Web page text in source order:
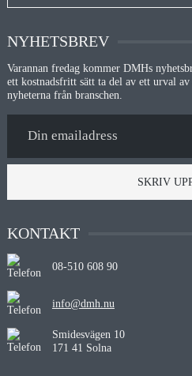
NYHETSBREV
Varannan fredag kommer DMHs
ett kostnadsfritt sätt ta del av ett urval
nyheterna från branschen.
SKRIV
KONTAKT
08-510 608 90
info@dmh.nu
Smidesvägen 10
171 41 Solna